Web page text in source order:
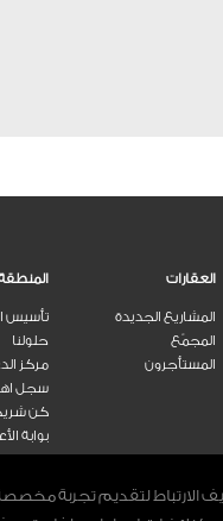
لتقديم تجربة مخصصة
العقارات
المشاريع الجديدة
المجمّع
المستأجرون
تأسيس
حلولنا
مركز
سجل
كن
بوابة